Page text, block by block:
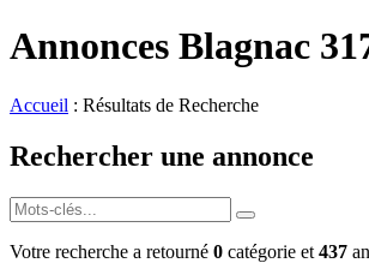
Annonces Blagnac
Accueil : Résultats de Recherche
Rechercher une annonce
Votre recherche a retourné 0 catégorie et 437